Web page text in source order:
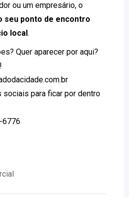
ou um empresário, o
seu ponto de encontro
local.
Quer aparecer por aqui?
sociais para ficar por dentro
6776